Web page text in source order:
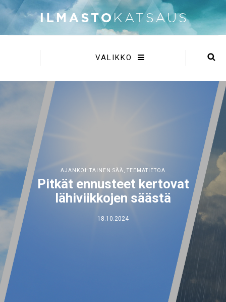
VALIKKO
AJANKOHTAINEN SÄÄ TEEMATIETOA
Pitkät ennusteet kertovat
lähiviikkojen säästä
18.10.2024